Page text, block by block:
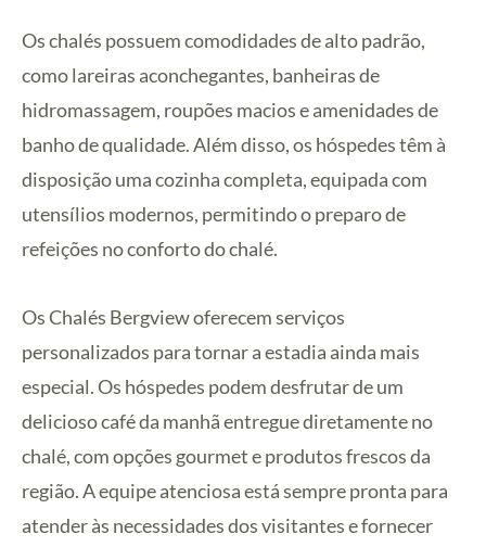
Os chalés possuem comodidades de alto padrão,
como lareiras aconchegantes, banheiras de
hidromassagem, roupões macios e amenidades de
banho de qualidade. Além disso, os hóspedes têm à
disposição uma cozinha completa, equipada com
utensílios modernos, permitindo o preparo de
refeições no conforto do chalé.
Os Chalés Bergview oferecem serviços
personalizados para tornar a estadia ainda mais
especial. Os hóspedes podem desfrutar de um
delicioso café da manhã entregue diretamente no
chalé, com opções gourmet e produtos frescos da
região. A equipe atenciosa está sempre pronta para
atender às necessidades dos visitantes e fornecer